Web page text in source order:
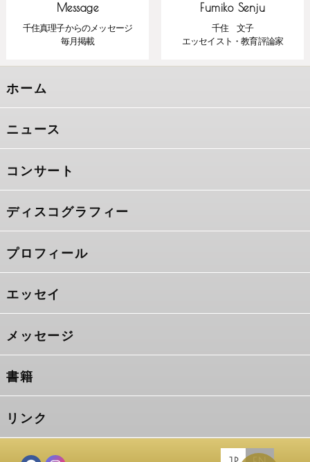
Message
千住真理子からのメッセージ
毎月掲載
Fumiko Senju
千住 文子
エッセイスト・教育評論家
ホーム
ニュース
コンサート
ディスコグラフィー
プロフィール
エッセイ
メッセージ
書籍
リンク